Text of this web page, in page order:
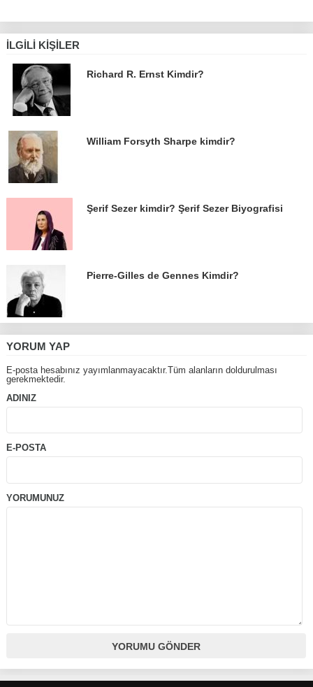
İLGILI KIŞILER
Richard R. Ernst Kimdir?
William Forsyth Sharpe kimdir?
Şerif Sezer kimdir? Şerif Sezer Biyografisi
Pierre-Gilles de Gennes Kimdir?
YORUM YAP
E-posta hesabınız yayımlanmayacaktır.Tüm alanların doldurulması
gerekmektedir.
ADINIZ
E-POSTA
YORUMUNUZ